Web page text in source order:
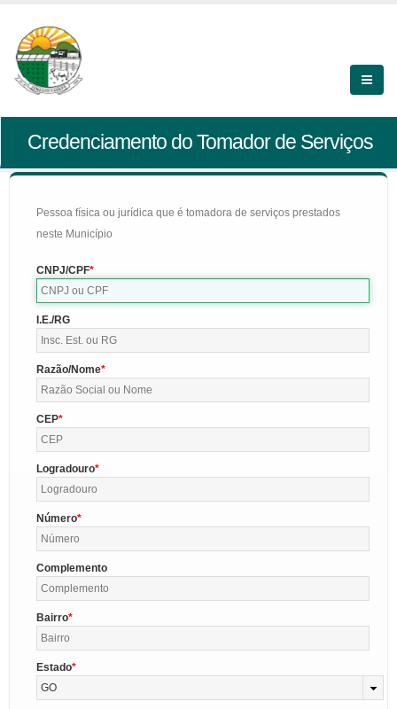
Credenciamento do Tomador de Serviços
Pessoa física ou jurídica que é tomadora de serviços prestados
neste Município
CNPJ/CPF
I.E./RG
Razão/Nome
CEP
Logradouro
Número
Complemento
Bairro
Estado
GO